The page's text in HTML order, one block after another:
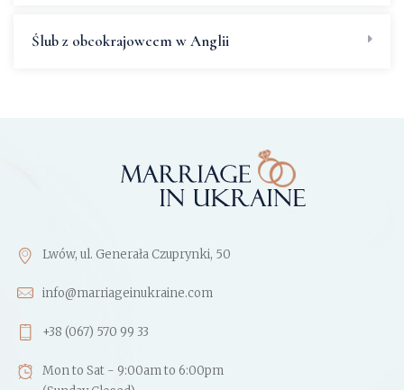
Ślub z obcokrajowcem w Anglii
Lwów, ul. Generała Czuprynki, 50
info@marriageinukraine.com
+38 (067) 570 99 33
Mon to Sat - 9:00am to 6:00pm